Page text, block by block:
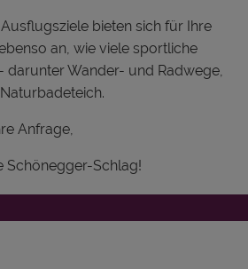
bieten sich für Ihre
an, wie viele sportliche
darunter Wander- und Radwege,
Anfrage,
Schönegger-Schlag!